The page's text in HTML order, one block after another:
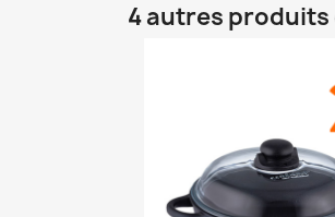
4 autres produits